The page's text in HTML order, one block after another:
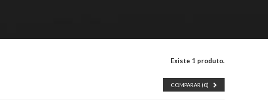
Existe 1 produto.
COMPARAR (0)